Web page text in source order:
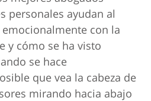
personales ayudan al
con la
y cómo se ha visto
se hace
que vea la cabeza de
mirando hacia abajo